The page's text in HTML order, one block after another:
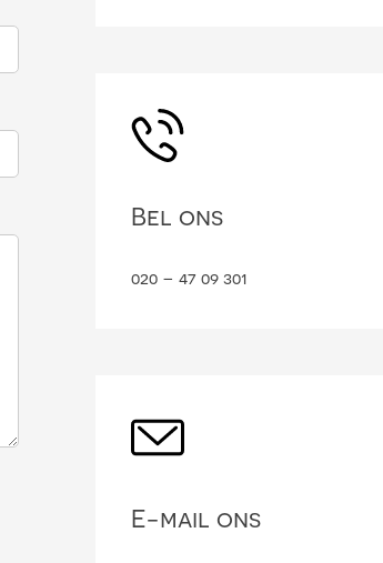
Bel ons
020 – 47 09 301
E-mail ons